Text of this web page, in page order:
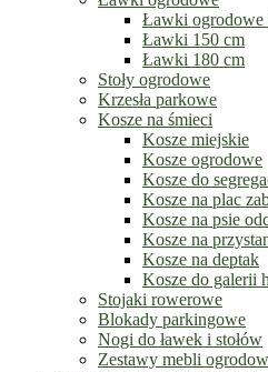
Ławki ogrodowe
Ławki 150 cm
Ławki 180 cm
Stoły ogrodowe
Krzesła parkowe
Kosze na śmieci
Kosze miejskie
Kosze ogrodowe
Kosze do
Kosze na plac
Kosze na psie
Kosze na
Kosze na deptak
Kosze do galerii
Stojaki rowerowe
Blokady parkingowe
Nogi do ławek i stołów
Zestawy mebli